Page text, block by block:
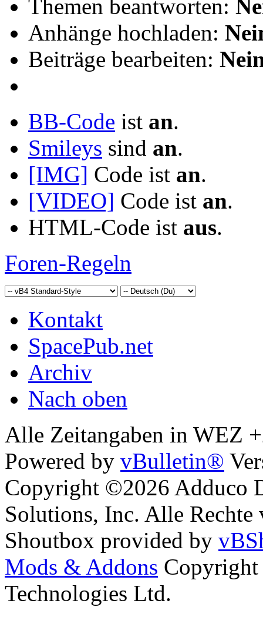
Themen beantworten:
Anhänge hochladen:
Beiträge bearbeiten:
BB-Code ist an.
Smileys sind an.
[IMG] Code ist an.
[VIDEO] Code ist an.
HTML-Code ist aus.
Foren-Regeln
Kontakt
SpacePub.net
Archiv
Nach oben
Alle Zeitangaben in WEZ
Powered by vBulletin®
Copyright ©2026 Adduco
Solutions, Inc. Alle Rechte
Shoutbox provided by
Mods & Addons
Technologies Ltd.